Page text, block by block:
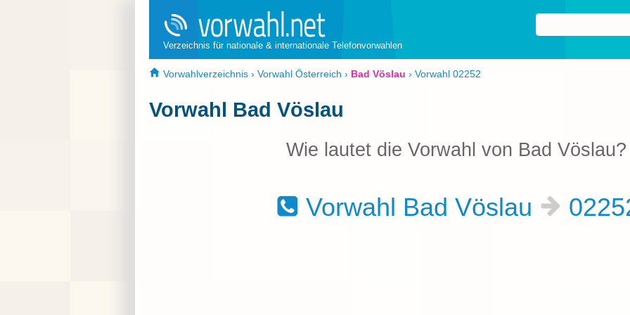
Verzeichnis für nationale & internationale Telefonvorwahlen
Vorwahlverzeichnis › Vorwahl Österreich › Bad Vöslau › Vorwahl 02252
Vorwahl Bad Vöslau
Wie lautet die Vorwahl von Bad Vöslau?
Vorwahl Bad Vöslau